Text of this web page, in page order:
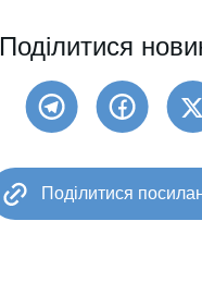
Поділитися
Поділитися